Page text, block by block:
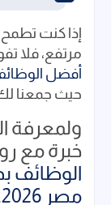
إذا كنت
مرتفع، فلا
أفضل الوظائف
حيث جمعنا
ولمعرفة
خبرة مع
الوظائف
مصر 2026